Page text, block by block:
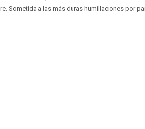
Sometida a las más duras humillaciones por